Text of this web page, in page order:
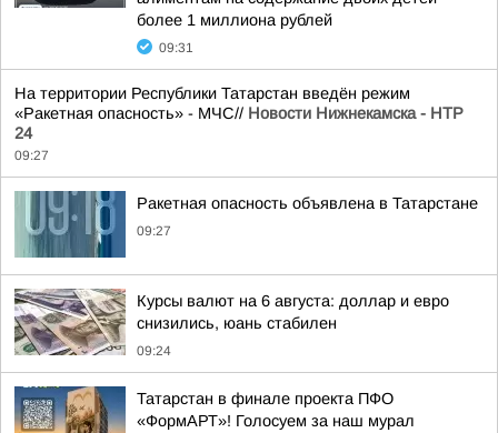
более 1 миллиона рублей
09:31
На территории Республики Татарстан введён режим
«Ракетная опасность» - МЧС// Новости Нижнекамска - НТР
24
09:27
Ракетная опасность объявлена в Татарстане
09:27
Курсы валют на 6 августа: доллар и евро
снизились, юань стабилен
09:24
Татарстан в финале проекта ПФО
«ФормАРТ»! Голосуем за наш мурал